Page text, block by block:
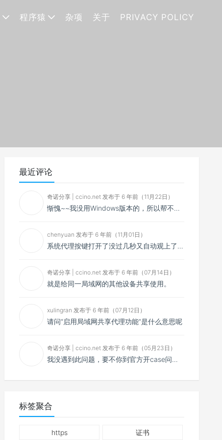
程序猿 杂项 关于 PRIVACY POLICY
最近评论
奇诺分享 | ccino.net 发布于 6 年前（11月22日）
惭愧~~我没用Windows版本的，所以帮不了你~~
chenyuan 发布于 6 年前（11月01日）
系统代理按键打开了没过几秒又自动观上了，导致一直打开不了，是什么问题呢？感谢大佬，请帮帮忙！谢谢！
奇诺分享 | ccino.net 发布于 6 年前（07月14日）
就是给同一局域网的其他设备共享使用。
xulingran 发布于 6 年前（07月12日）
请问“启用局域网共享代理功能”是什么意思呢
奇诺分享 | ccino.net 发布于 6 年前（05月23日）
我没遇到此问题，要不你到官方开case问问看？
标签聚合
https 证书